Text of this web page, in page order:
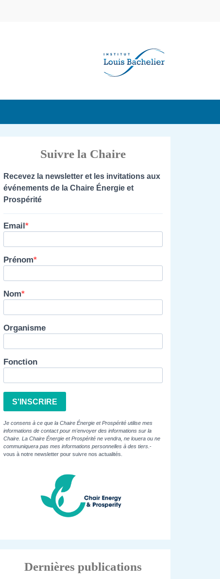
Suivre la Chaire
Recevez la newsletter et les invitations aux
événements de la Chaire Énergie et
Prospérité
Email
Prénom
Nom
Organisme
Fonction
S'INSCRIRE
Je consens à ce que la Chaire Énergie et Prospérité utilise mes
informations de contact pour m'envoyer des informations sur la
Chaire. La Chaire Énergie et Prospérité ne vendra, ne louera ou ne
communiquera pas mes informations personnelles à des tiers. -
vous à notre newsletter pour suivre nos actualités.
Dernières publications